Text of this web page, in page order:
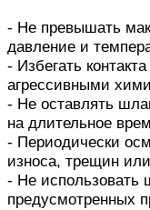
- Не превышать
давление и
- Избегать
агрессивными
- Не оставлять
на длительное
- Периодически
износа, трещин
- Не использовать
предусмотренных